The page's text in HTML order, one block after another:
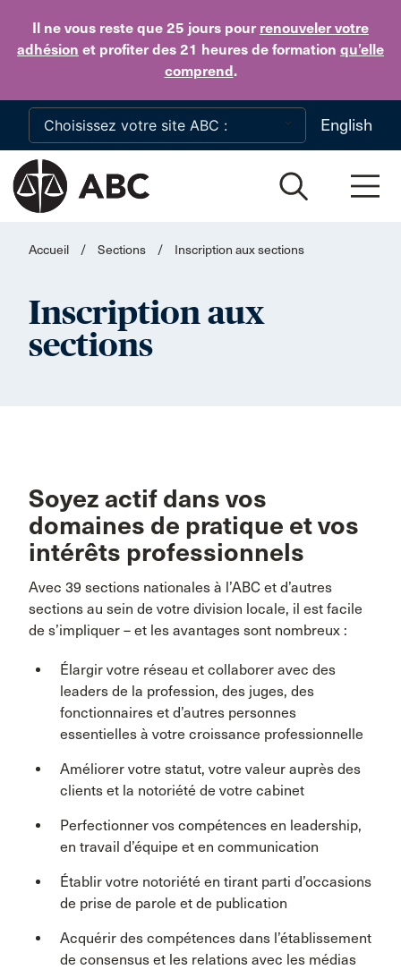
Il ne vous reste que 25 jours pour renouveler votre
adhésion et profiter des 21 heures de formation qu’elle
comprend.
Skip to main content
English
Accueil / Sections / Inscription aux sections
Inscription aux
sections
Soyez actif dans vos
domaines de pratique et vos
intérêts professionnels
Avec 39 sections nationales à l’ABC et d’autres
sections au sein de votre division locale, il est facile
de s’impliquer – et les avantages sont nombreux :
Élargir votre réseau et collaborer avec des
leaders de la profession, des juges, des
fonctionnaires et d’autres personnes
essentielles à votre croissance professionnelle
Améliorer votre statut, votre valeur auprès des
clients et la notoriété de votre cabinet
Perfectionner vos compétences en leadership,
en travail d’équipe et en communication
Établir votre notoriété en tirant parti d’occasions
de prise de parole et de publication
Acquérir des compétences dans l’établissement
de consensus et les relations avec les médias